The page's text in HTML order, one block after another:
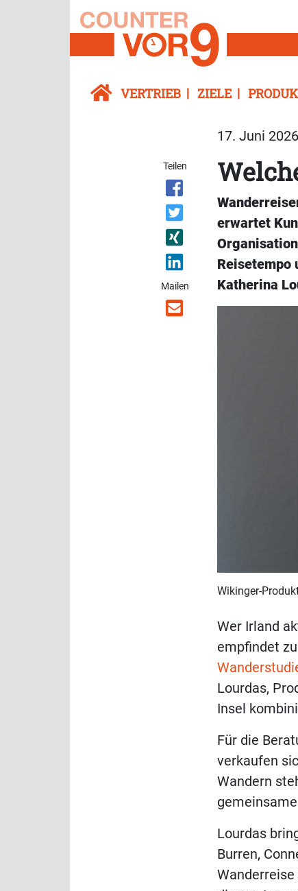
VERTRIEB ZIELE
17. Juni
Teilen
Mailen
erwartet
Reisetempo
Katherina
Wikinger-
Wer Irland
empfindet
Lourdas,
Insel
Für die
verkaufen
Wandern
Lourdas
Burren,